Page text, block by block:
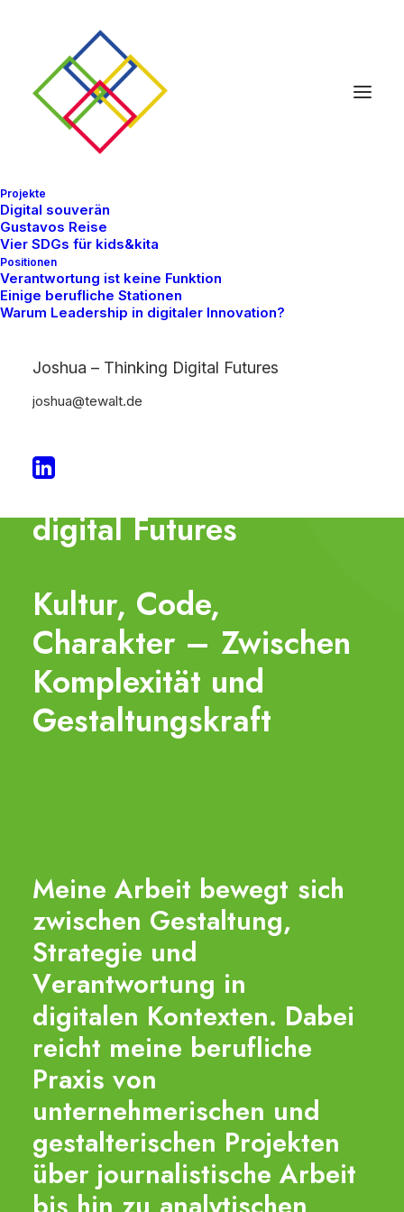
Projekte
Digital souverän
Gustavos Reise
Vier SDGs für kids&kita
Positionen
Verantwortung ist keine Funktion
Einige berufliche Stationen
Warum Leadership in digitaler Innovation?
Joshua – Thinking Digital Futures
joshua@tewalt.de
Joshua
digital Futures
Kultur, Code,
Charakter – Zwischen
Komplexität und
Gestaltungskraft
Meine Arbeit bewegt sich
zwischen Gestaltung,
Strategie und
Verantwortung in
digitalen Kontexten. Dabei
reicht meine berufliche
Praxis von
unternehmerischen und
gestalterischen Projekten
über journalistische Arbeit